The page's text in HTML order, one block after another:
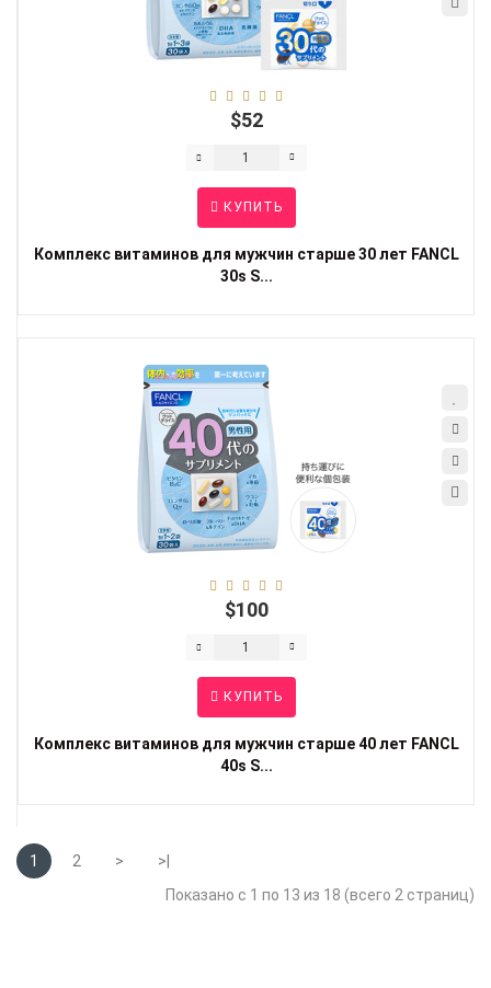
$52
КУПИТЬ
Комплекс витаминов для мужчин старше 30 лет FANCL
30s S...
$100
КУПИТЬ
Комплекс витаминов для мужчин старше 40 лет FANCL
40s S...
1 2 >
>|
Показано с 1 по 13 из 18 (всего 2 страниц)